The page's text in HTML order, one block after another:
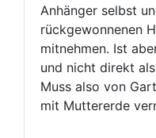
Anhänger selbst
rückgewonnenen
mitnehmen. Ist
und nicht direkt
Muss also von
mit Muttererde